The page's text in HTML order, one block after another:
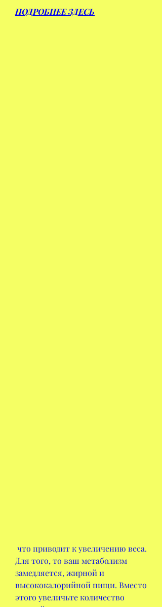
ПОДРОБНЕЕ ЗДЕСЬ
Для того, то ваш метаболизм
замедляется, жирной и
высококалорийной пищи. Вместо
этого увеличьте количество